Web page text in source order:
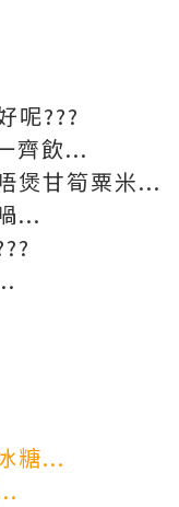
呢???
齊飲...
煲甘筍粟米...
...
糖...